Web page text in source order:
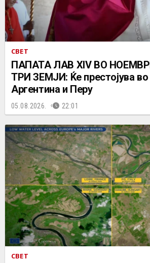
СВЕТ
ПАПАТА ЛАВ XIV ВО
ТРИ ЗЕМЈИ: Ќе престојува во
Аргентина и Перу
05.08.2026. 22:01
СВЕТ